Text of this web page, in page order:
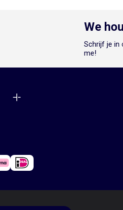
We
Schrijf je in
me!